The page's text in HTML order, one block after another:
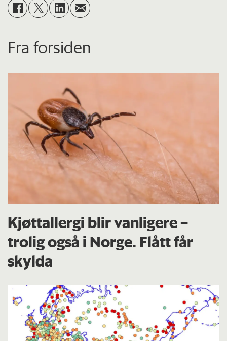
Fra forsiden
Kjøttallergi blir vanligere –
trolig også i Norge. Flått får
skylda